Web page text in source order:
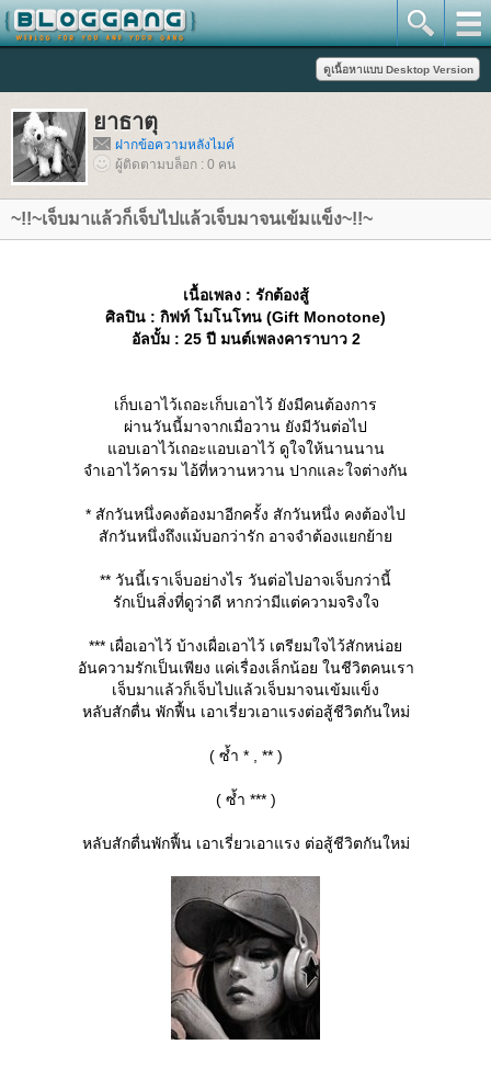
าธาตุ
ฝากข้อความหลังไมค์
ผู้ติดตามบล็อก : 0 คน
~!!~เจ็บมาแล้วก็เจ็บไปแล้วเจ็บมาจนเข้มแข็ง~!!~
เนื้อเพลง : รักต้องสู้
ศิลปิน : กิฟท์ โมโนโทน (Gift Monotone)
อัลบั้ม : 25 ปี มนต์เพลงคาราบาว 2
เก็บเอาไว้เถอะเก็บเอาไว้ ยังมีคนต้องการ
ผ่านวันนี้มาจากเมื่อวาน ยังมีวันต่อไป
อบเอาไว้เถอะแอบเอาไว้ ดูใจให้นานนาน
จำเอาไว้คารม ไอ้ที่หวานหวาน ปากและใจต่างกัน
* สักวันหนึ่งคงต้องมาอีกครั้ง สักวันหนึ่ง คงต้องไป
สักวันหนึ่งถึงแม้บอกว่ารัก อาจจำต้องแยกย้า
** วันนี้เราเจ็บอย่างไร วันต่อไปอาจเจ็บกว่านี้
รักเป็นสิ่งที่ดูว่าดี หากว่ามีแต่ความจริงใจ
*** เผื่อเอาไว้ บ้างเผื่อเอาไว้ เตรียมใจไว้สักหน่อ
อันความรักเป็นเพียง แค่เรื่องเล็กน้อย ในชีวิตคนเรา
เจ็บมาแล้วก็เจ็บไปแล้วเจ็บมาจนเข้มแข็ง
หลับสักตื่น พักฟื้น เอาเรี่ยวเอาแรงต่อสู้ชีวิตกันใหม่
( ซ้ำ * , ** )
( ซ้ำ *** )
หลับสักตื่นพักฟื้น เอาเรี่ยวเอาแรง ต่อสู้ชีวิตกันใหม่